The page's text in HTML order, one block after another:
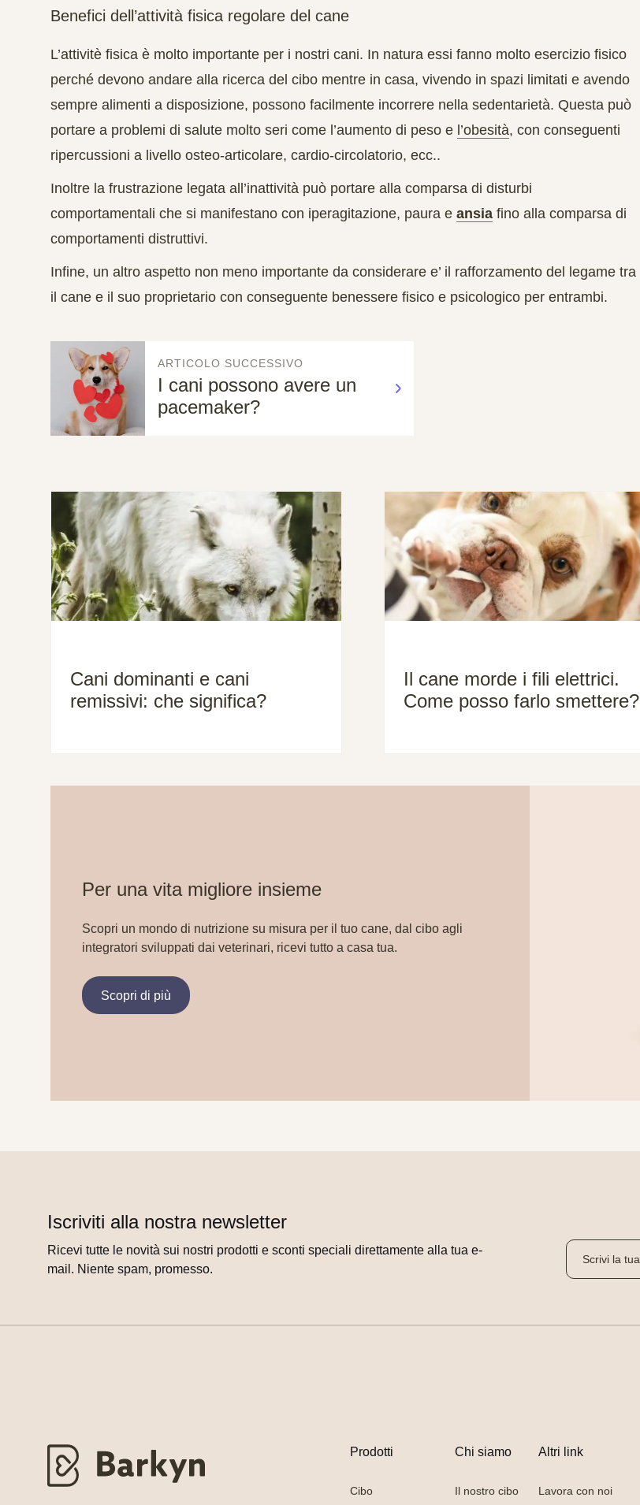
Benefici dell’attività fisica regolare del cane
L’attivitè fisica è molto importante per i nostri cani. In natura essi fanno molto esercizio fisico
perché devono andare alla ricerca del cibo mentre in casa, vivendo in spazi limitati e avendo
sempre alimenti a disposizione, possono facilmente incorrere nella sedentarietà. Questa può
portare a problemi di salute molto seri come l’aumento di peso e l’obesità, con conseguenti
ripercussioni a livello osteo-articolare, cardio-circolatorio, ecc..
Inoltre la frustrazione legata all’inattività può portare alla comparsa di disturbi
comportamentali che si manifestano con iperagitazione, paura e ansia fino alla comparsa di
comportamenti distruttivi.
Infine, un altro aspetto non meno importante da considerare e’ il rafforzamento del legame tra
il cane e il suo proprietario con conseguente benessere fisico e psicologico per entrambi.
ARTICOLO SUCCESSIVO
I cani possono avere un
pacemaker?
Cani dominanti e cani
remissivi: che significa?
Il cane morde i fili elettrici.
Come posso farlo smettere?
Per una vita migliore insieme
Scopri un mondo di nutrizione su misura per il tuo cane, dal cibo agli
integratori sviluppati dai veterinari, ricevi tutto a casa tua.
Scopri di più
Iscriviti alla nostra newsletter
Ricevi tutte le novità sui nostri prodotti e sconti speciali direttamente alla tua e-
mail. Niente spam, promesso.
Prodotti
Cibo
Chi siamo
Il nostro cibo
Altri link
Lavora con noi